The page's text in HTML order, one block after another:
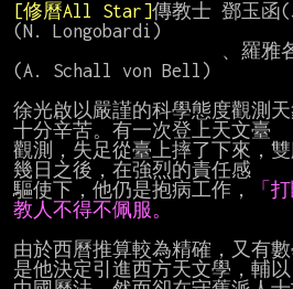
[修曆All Star]傳教士 鄧玉函
(N. Longobardi)
(A. Schall von Bell)
徐光啟以嚴謹的科學態度觀測
十分辛苦。有一次登上天文臺
觀測，失足從臺上摔了下來，
幾日之後，在強烈的責任感
驅使下，他仍是抱病工作，
「
教人不得不佩服。
由於西曆推算較為精確，又有
是他決定引進西方天文學，輔以